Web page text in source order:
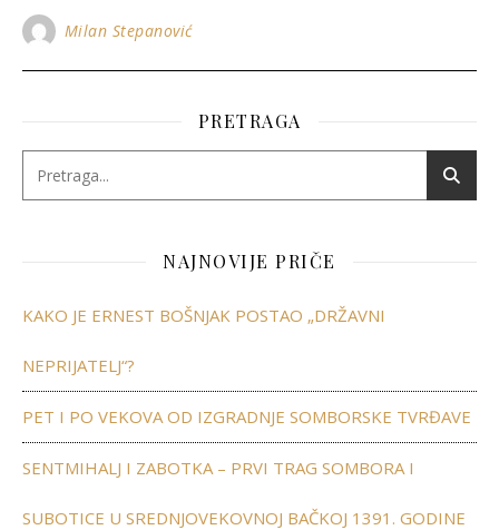
Milan Stepanović
PRETRAGA
NAJNOVIJE PRIČE
KAKO JE ERNEST BOŠNJAK POSTAO „DRŽAVNI
NEPRIJATELJ“?
PET I PO VEKOVA OD IZGRADNJE SOMBORSKE TVRĐAVE
SENTMIHALJ I ZABOTKA – PRVI TRAG SOMBORA I
SUBOTICE U SREDNJOVEKOVNOJ BAČKOJ 1391. GODINE